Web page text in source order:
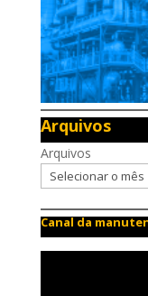
Arquivos
Arquivos
Canal da